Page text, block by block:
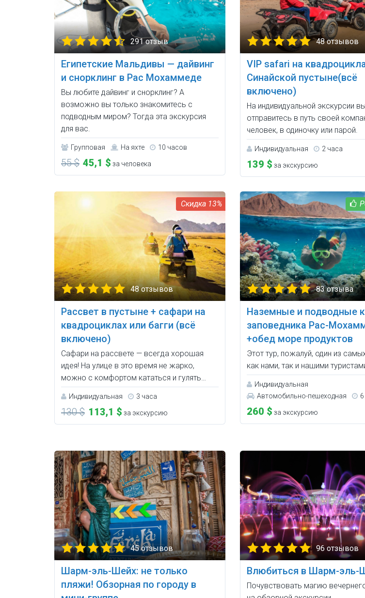
291 отзыв
Египетские Мальдивы — дайвинг
и снорклинг в Рас Мохаммеде
Вы любите дайвинг и снорклинг? А
возможно вы только знакомитесь с
подводным миром? Тогда эта экскурсия
для вас.
Групповая На яхте 10 часов
55 $ 45,1 $ за человека
48 отзывов
VIP safari на
Синайской пустыне(всё
включено)
На индивидуальной экскурсии вы
отправитесь в путь своей
человек, в одиночку или парой.
Индивидуальная 2 часа
139 $ за экскурсию
13%
48 отзывов
Рассвет в пустыне + сафари на
квадроциклах или багги (всё
включено)
Сафари на рассвете — всегда хорошая
идея! На улице в это время не жарко,
можно с комфортом кататься и гулять…
Индивидуальная 3 часа
130 $ 113,1 $ за экскурсию
83 отзыва
Наземные и подводные
заповедника Рас-
+обед море продуктов
Этот тур, пожалуй, один из
как нами, так и нашими
Индивидуальная
Автомобильно-пешеходная
260 $ за экскурсию
45 отзывов
Шарм-эль-Шейх: не только
пляжи! Обзорная по городу в
96 отзывов
Влюбиться в Шарм-эль-
Почувствовать магию